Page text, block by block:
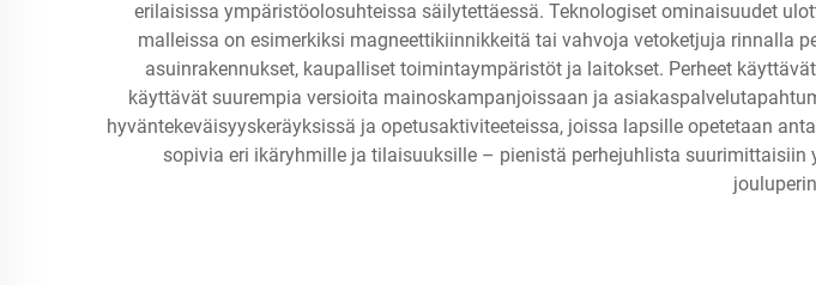
erilaisissa ympäristöolosuhteissa säilytettäessä. Teknologiset ominaisuudet
malleissa on esimerkiksi magneettikiinnikkeitä tai vahvoja vetoketjuja rinnalla
asuinrakennukset, kaupalliset toimintaympäristöt ja laitokset. Perheet
käyttävät suurempia versioita mainoskampanjoissaan ja
hyväntekeväisyyskeräyksissä ja opetusaktiviteeteissa, joissa lapsille opetetaan
sopivia eri ikäryhmille ja tilaisuuksille – pienistä perhejuhlista